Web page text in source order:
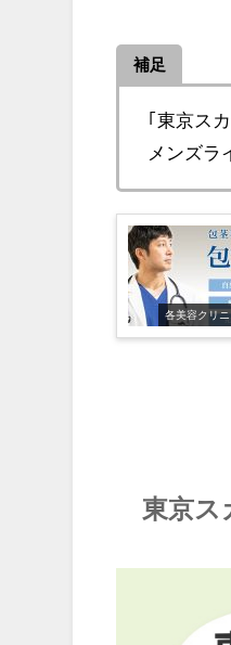
補足
｢東京ス
メンズラ
各美容クリ
東京ス